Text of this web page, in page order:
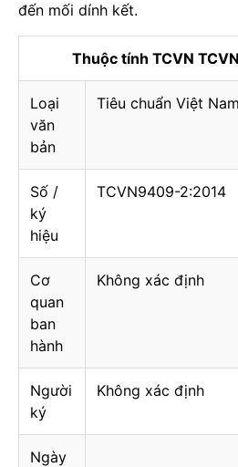
đến mối dính kết.
Thuộc tính TCVN
Loại
văn
bản
Tiêu chuẩn Việt Nam
Số /
ký
hiệu
TCVN9409-2:2014
Cơ
quan
ban
hành
Không xác định
Người
ký
Không xác định
Ngày